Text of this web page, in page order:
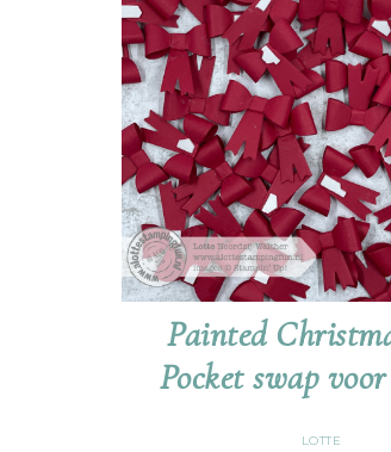
Painted
Pocket swap
LOTTE